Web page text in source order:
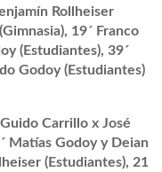
Rollheiser
19´ Franco
(Estudiantes), 39´
Godoy (Estudiantes)
Carrillo x José
Matías Godoy y Deian
(Estudiantes), 21